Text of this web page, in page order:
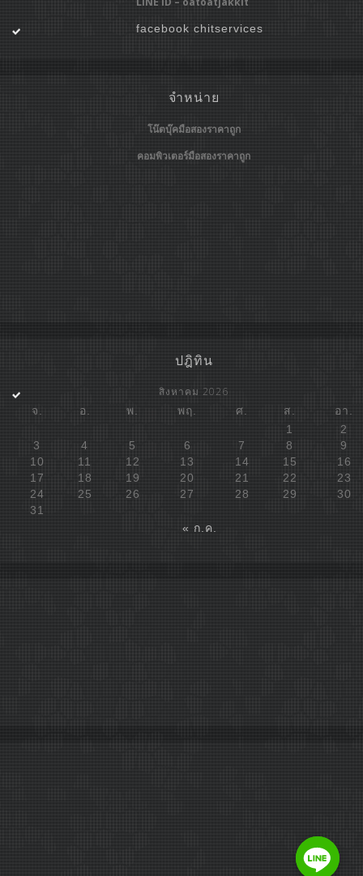
facebook chitservices
จำหน่าย
โน๊ตบุ๊คมือสองราคาถูก
คอมพิวเตอร์มือสองราคาถูก
ปฎิทิน
สิงหาคม 2026
จ. อ. พ. พฤ. ศ. ส.
อา.
1
2
3
4 5 6 7 8
9
10
11 12 13 14 15
16
17
18 19 20 21 22
23
24
25 26 27 28 29
30
31
« ก.ค.